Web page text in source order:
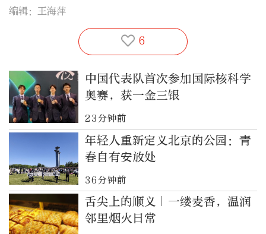
编辑：王海萍
6
中国代表队首次参加国际核科学
奥赛，获一金三银
23分钟前
年轻人重新定义北京的公园：青
春自有安放处
36分钟前
舌尖上的顺义｜一缕麦香，温润
邻里烟火日常